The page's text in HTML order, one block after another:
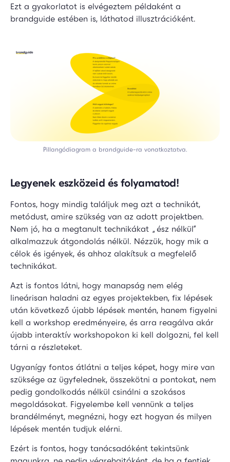
Ezt a gyakorlatot is elvégeztem példaként a
brandguide estében is, láthatod illusztrációként.
Pillangódiagram a brandguide-ra vonatkoztatva.
Legyenek eszközeid és folyamatod!
Fontos, hogy mindig találjuk meg azt a technikát,
metódust, amire szükség van az adott projektben.
Nem jó, ha a megtanult technikákat „ész nélkül”
alkalmazzuk átgondolás nélkül. Nézzük, hogy mik a
célok és igények, és ahhoz alakítsuk a megfelelő
technikákat.
Azt is fontos látni, hogy manapság nem elég
lineárisan haladni az egyes projektekben, fix lépések
után következő újabb lépések mentén, hanem figyelni
kell a workshop eredményeire, és arra reagálva akár
újabb interaktív workshopokon ki kell dolgozni, fel kell
tárni a részleteket.
Ugyanígy fontos átlátni a teljes képet, hogy mire van
szüksége az ügyfelednek, összekötni a pontokat, nem
pedig gondolkodás nélkül csinálni a szokásos
megoldásokat. Figyelembe kell vennünk a teljes
brandélményt, megnézni, hogy ezt hogyan és milyen
lépések mentén tudjuk elérni.
Ezért is fontos, hogy tanácsadóként tekintsünk